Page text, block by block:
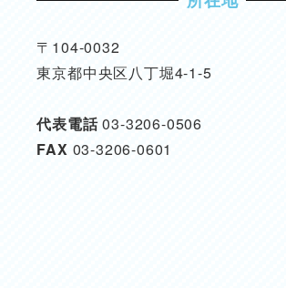
〒104-0032
東京都中央区八丁堀4-1-5
代表電話03-3206-0506
FAX 03-3206-0601